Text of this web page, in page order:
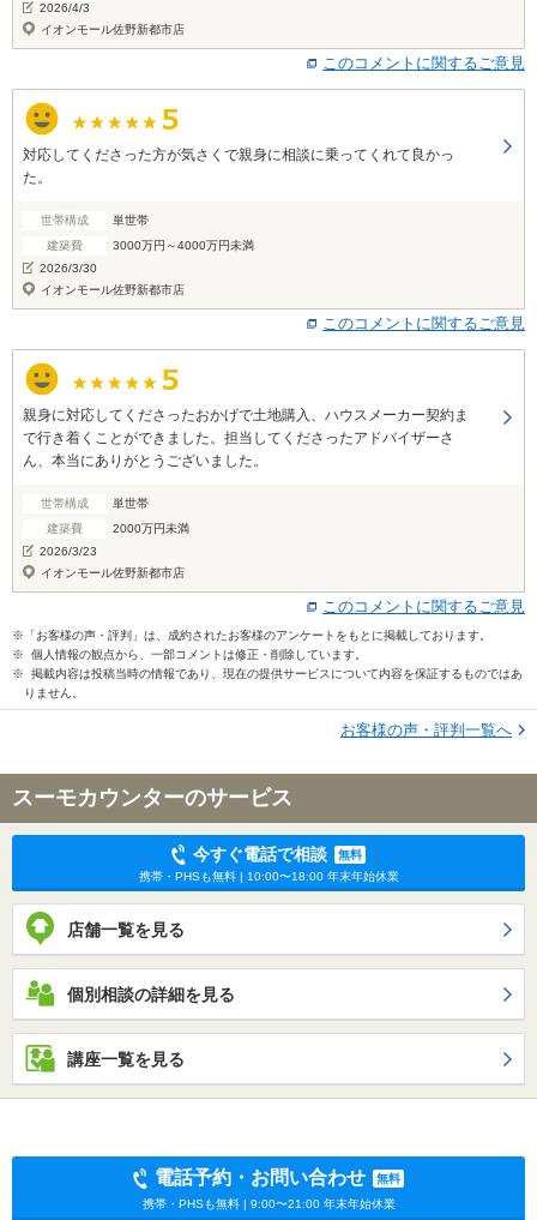
2026/4/3
イオンモール佐野新都市店
このコメントに関するご意見
対応してくださった方が気さくで親身に相談に乗ってくれて良かっ
た。
世帯構成
単世帯
建築費
3000万円～4000万円未満
2026/3/30
イオンモール佐野新都市店
このコメントに関するご意見
親身に対応してくださったおかげで土地購入、ハウスメーカー契約ま
で行き着くことができました。担当してくださったアドバイザーさ
ん、本当にありがとうございました。
世帯構成
単世帯
建築費
2000万円未満
2026/3/23
イオンモール佐野新都市店
このコメントに関するご意見
※「お客様の声・評判」は、成約されたお客様のアンケートをもとに掲載しております。
※ 個人情報の観点から、一部コメントは修正・削除しています。
※ 掲載内容は投稿当時の情報であり、現在の提供サービスについて内容を保証するものではあ
りません。
お客様の声・評判一覧へ
スーモカウンターのサービス
今すぐ電話で相談
無料
携帯・PHSも無料 | 10:00〜18:00 年末年始休業
店舗一覧を見る
個別相談の詳細を見る
講座一覧を見る
電話予約・お問い合わせ
無料
携帯・PHSも無料 | 9:00〜21:00 年末年始休業